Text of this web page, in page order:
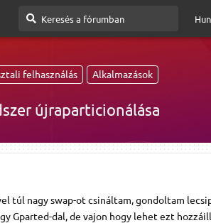
felhasználás Alkalmazások
újraparticionálása
túl nagy swap-ot csináltam, gondoltam
Gparted-dal, de vajon hogy lehet ezt